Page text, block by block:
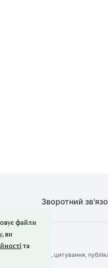
Зворотний
порталу, цитування,
файли
ви
та